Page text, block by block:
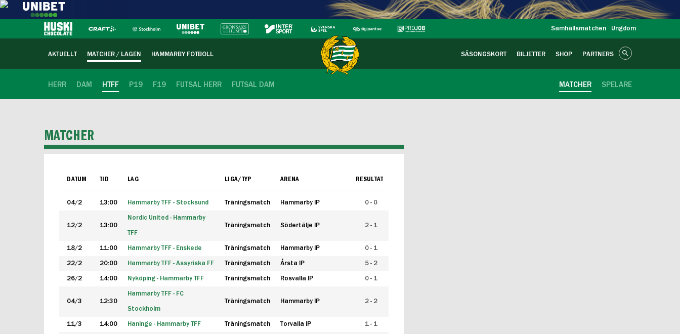
Samhällsmatchen Ungdom
AKTUELLT MATCHER / LAGEN HAMMARBY FOTBOLL SÄSONGSKORT BILJETTER SHOP PARTNERS
HERR DAM HTFF P19 F19 FUTSAL HERR FUTSAL DAM SPELARE
MATCHER
MATCHER
DATUM TID LAG LIGA/TYP ARENA RESULTAT
04/2 13:00 Hammarby TFF - Stocksund Träningsmatch Hammarby IP 0 - 0
12/2 13:00
Nordic United - Hammarby
TFF
Träningsmatch Södertälje IP 2 - 1
18/2 11:00 Hammarby TFF - Enskede Träningsmatch Hammarby IP 0 - 1
22/2 20:00 Hammarby TFF - Assyriska FF Träningsmatch Årsta IP 5 - 2
26/2 14:00 Nyköping - Hammarby TFF Träningsmatch Rosvalla IP 0 - 1
04/3 12:30
Hammarby TFF - FC
Stockholm
Träningsmatch Hammarby IP 2 - 2
11/3 14:00 Haninge - Hammarby TFF Träningsmatch Torvalla IP 1 - 1